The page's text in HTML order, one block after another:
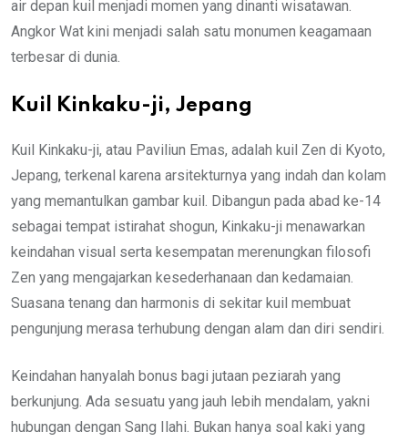
air depan kuil menjadi momen yang dinanti wisatawan.
Angkor Wat kini menjadi salah satu monumen keagamaan
terbesar di dunia.
Kuil Kinkaku-ji, Jepang
Kuil Kinkaku-ji, atau Paviliun Emas, adalah kuil Zen di Kyoto,
Jepang, terkenal karena arsitekturnya yang indah dan kolam
yang memantulkan gambar kuil. Dibangun pada abad ke-14
sebagai tempat istirahat shogun, Kinkaku-ji menawarkan
keindahan visual serta kesempatan merenungkan filosofi
Zen yang mengajarkan kesederhanaan dan kedamaian.
Suasana tenang dan harmonis di sekitar kuil membuat
pengunjung merasa terhubung dengan alam dan diri sendiri.
Keindahan hanyalah bonus bagi jutaan peziarah yang
berkunjung. Ada sesuatu yang jauh lebih mendalam, yakni
hubungan dengan Sang Ilahi. Bukan hanya soal kaki yang